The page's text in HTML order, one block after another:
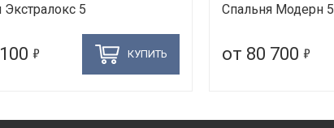
Экстралокс 5
5 КУПИТЬ
Спальня Модерн 5
от 80 700 5